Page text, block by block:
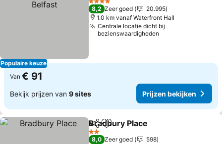
Populaire keuze
4 Sterren
8,2 Zeer goed
20.995
1.0 km vanaf Waterfront Hall
Centrale locatie dicht bij
bezienswaardigheden
Van € 91
Bekijk prijzen van 9 sites Prijzen bekijken
DelenToevoegen aan favorieten
Bradbury Place
2 Sterren
8,0 Zeer goed
598